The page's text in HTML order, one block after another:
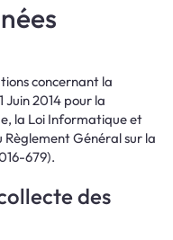
concernant la
2014 pour la
la Loi Informatique et
Général sur la
679).
des